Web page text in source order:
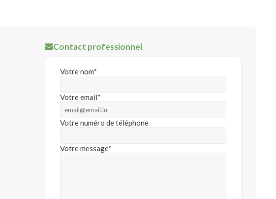
Contact professionnel
Votre nom*
Votre email*
Votre numéro de téléphone
Votre message*